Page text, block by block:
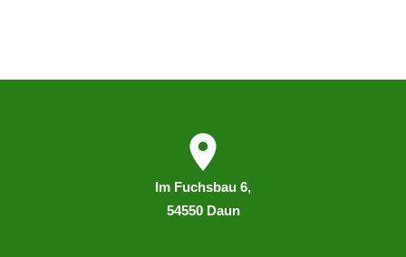
Im Fuchsbau 6,
54550 Daun